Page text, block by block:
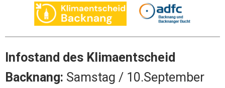
Infostand des Klimaentscheid
Backnang: Samstag / 10.September